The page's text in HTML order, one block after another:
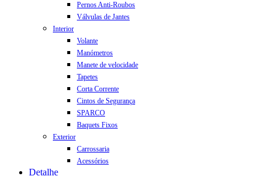
Pernos Anti-Roubos
Válvulas de Jantes
Interior
Volante
Manómetros
Manete de velocidade
Tapetes
Corta Corrente
Cintos de Segurança
SPARCO
Baquets Fixos
Exterior
Carrossaria
Acessórios
Detalhe